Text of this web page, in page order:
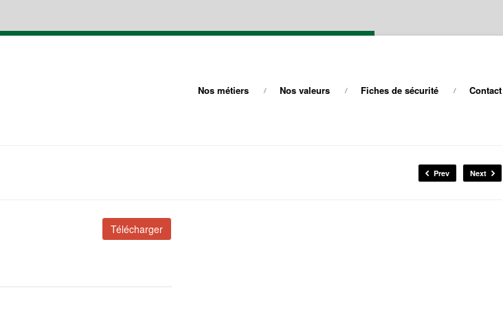
Nos métiers Nos valeurs Fiches de sécurité Contact
Prev Next
Télécharger